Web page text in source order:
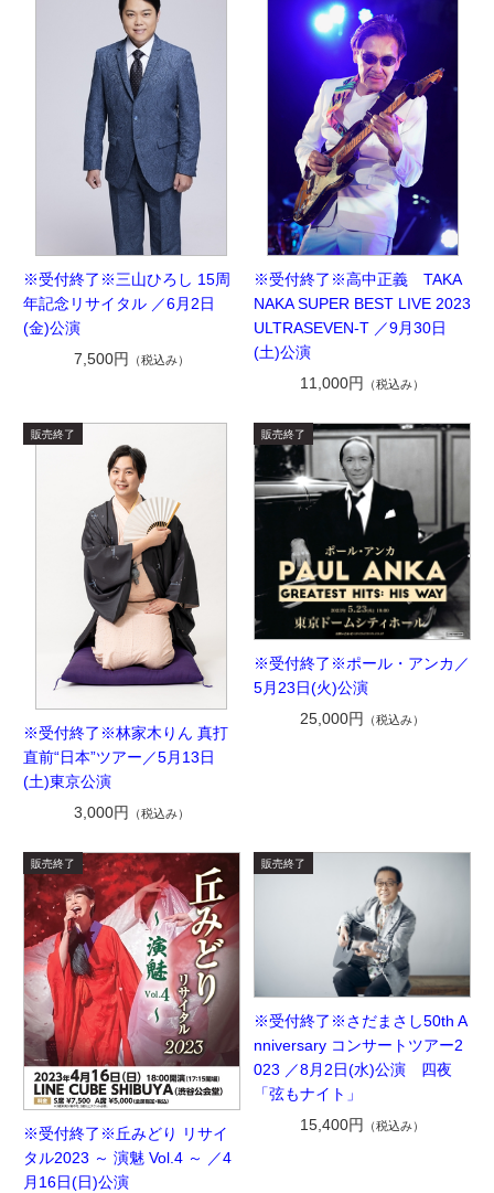
※受付終了※三山ひろし 15周
年記念リサイタル ／6月2日
(金)公演
7,500円
（税込み）
※受付終了※高中正義 TAKA
NAKA SUPER BEST LIVE 2023
ULTRASEVEN-T ／9月30日
(土)公演
11,000円
（税込み）
※受付終了※林家木りん 真打
直前“日本”ツアー／5月13日
(土)東京公演
3,000円
（税込み）
※受付終了※ポール・アンカ／
5月23日(火)公演
25,000円
（税込み）
※受付終了※丘みどり リサイ
タル2023 ～ 演魅 Vol.4 ～ ／4
月16日(日)公演
※受付終了※さだまさし50th A
nniversary コンサートツアー2
023 ／8月2日(水)公演 四夜
「弦もナイト」
15,400円
（税込み）